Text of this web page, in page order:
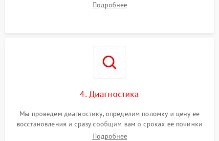
Подробнее
4. Диагностика
Мы проведем диагностику, определим поломку и цену ее
восстановления и сразу сообщим вам о сроках ее починки
Подробнее